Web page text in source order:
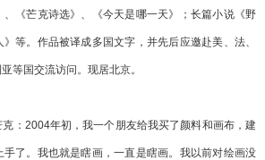
《芒克诗选》、《今天是哪一天》；长篇小说《野
等。作品被译成多国文字，并先后应邀赴美、法、
等国交流访问。现居北京。
2004年初，我一个朋友给我买了颜料和画布，建
了。我也就是瞎画，一直是瞎画。我以前对绘画没